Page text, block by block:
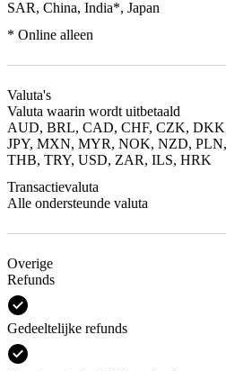
SAR, China, India*, Japan
* Online alleen
Valuta's
Valuta waarin wordt uitbetaald
AUD, BRL, CAD, CHF, CZK,
JPY, MXN, MYR, NOK, NZD,
THB, TRY, USD, ZAR, ILS, HRK
Transactievaluta
Alle ondersteunde valuta
Overige
Refunds
Gedeeltelijke refunds